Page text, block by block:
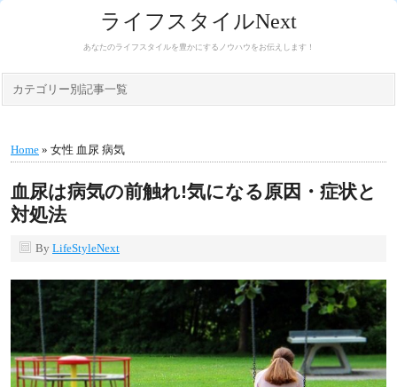
ライフスタイルNext
あなたのライフスタイルを豊かにするノウハウをお伝えします！
カテゴリー別記事一覧
Home » 女性 血尿 病気
血尿は病気の前触れ!気になる原因・症状と
対処法
By LifeStyleNext